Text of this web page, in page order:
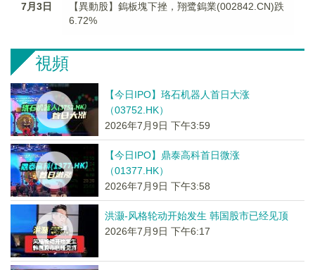
7月3日
【異動股】鎢板塊下挫，翔鹭鎢業(002842.CN)跌
6.72%
視頻
【今日IPO】珞石机器人首日大涨
（03752.HK）
2026年7月9日 下午3:59
【今日IPO】鼎泰高科首日微涨
（01377.HK）
2026年7月9日 下午3:58
洪灏-风格轮动开始发生 韩国股市已经见顶
2026年7月9日 下午6:17